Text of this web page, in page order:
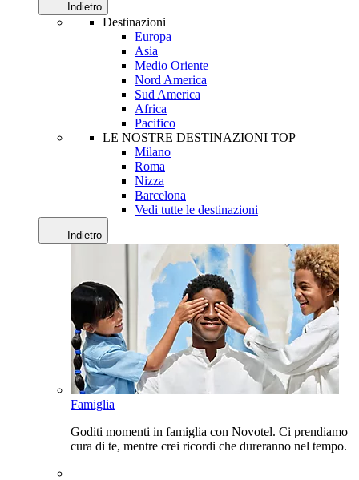
Indietro
Destinazioni
Europa
Asia
Medio Oriente
Nord America
Sud America
Africa
Pacifico
LE NOSTRE DESTINAZIONI TOP
Milano
Roma
Nizza
Barcelona
Vedi tutte le destinazioni
Indietro
Famiglia
Goditi momenti in famiglia con Novotel. Ci prendiamo
cura di te, mentre crei ricordi che dureranno nel tempo.